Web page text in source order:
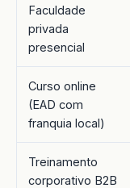
Faculdade
privada
presencial
Curso online
(EAD com
franquia local)
Treinamento
corporativo B2B